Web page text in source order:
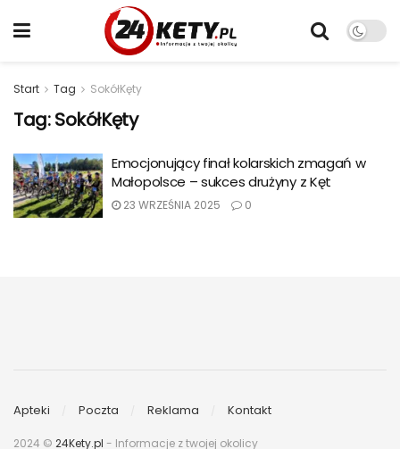
Start Tag SokółKęty
Tag:SokółKęty
Emocjonujący finał kolarskich zmagań w
Małopolsce – sukces drużyny z Kęt
23 WRZEŚNIA 2025 0
Apteki Poczta Reklama Kontakt
2024 © 24Kety.pl - Informacje z twojej okolicy